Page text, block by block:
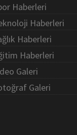
Haberleri
Haberleri
Haberleri
Haberleri
Galeri
Galeri